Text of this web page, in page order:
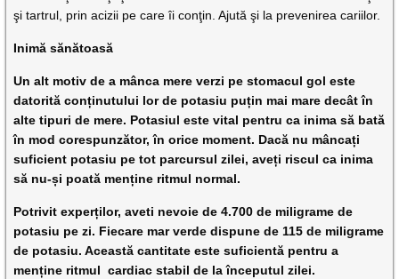
şi tartrul, prin acizii pe care îi conţin. Ajută şi la prevenirea cariilor.
Inimă sănătoasă
Un alt motiv de a mânca mere verzi pe stomacul gol este
datorită conținutului lor de potasiu puțin mai mare decât în
alte tipuri de mere. Potasiul este vital pentru ca inima să bată
în mod corespunzător, în orice moment. Dacă nu mâncați
suficient potasiu pe tot parcursul zilei, aveți riscul ca inima
să nu-și poată menține ritmul normal.
Potrivit experților, aveti nevoie de 4.700 de miligrame de
potasiu pe zi. Fiecare mar verde dispune de 115 de miligrame
de potasiu. Această cantitate este suficientă pentru a
menține ritmul cardiac stabil de la începutul zilei.